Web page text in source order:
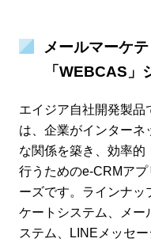
メールマーケ
「WEBCAS」
エイジア自社開発製
は、企業がインターネ
な関係を築き、効率的
行うためのe-CRMア
ーズです。ラインナッ
ケートシステム、メー
ステム、LINEメッセ